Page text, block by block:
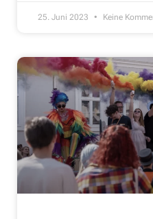
25. Juni 2023 Keine